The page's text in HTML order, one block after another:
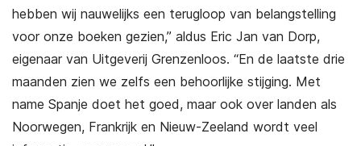
hebben wij nauwelijks een terugloop van belangstelling
voor onze boeken gezien,” aldus Eric Jan van Dorp,
eigenaar van Uitgeverij Grenzenloos. “En de laatste drie
maanden zien we zelfs een behoorlijke stijging. Met
name Spanje doet het goed, maar ook over landen als
Noorwegen, Frankrijk en Nieuw-Zeeland wordt veel